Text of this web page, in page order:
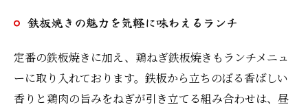
鉄板焼きの魅力を気軽に味わえるランチ
定番の鉄板焼きに加え、鶏ねぎ鉄板焼きもランチメニュ
ーに取り入れております。鉄板から立ちのぼる香ばしい
香りと鶏肉の旨みをねぎが引き立てる組み合わせは、昼